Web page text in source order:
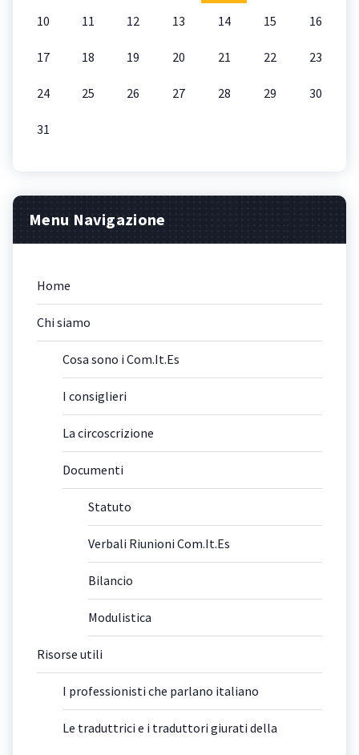
10 11 12 13 14 15 16
17 18 19 20 21 22 23
24 25 26 27 28 29 30
31
Menu Navigazione
Home
Chi siamo
Cosa sono i Com.It.Es
I consiglieri
La circoscrizione
Documenti
Statuto
Verbali Riunioni Com.It.Es
Bilancio
Modulistica
Risorse utili
I professionisti che parlano italiano
Le traduttrici e i traduttori giurati della